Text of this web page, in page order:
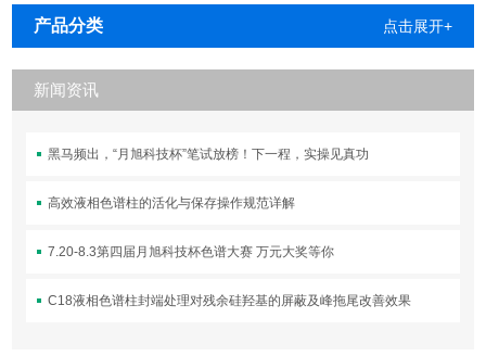
产品分类 点击展开+
新闻资讯
黑马频出，“月旭科技杯”笔试放榜！下一程，实操见真功
高效液相色谱柱的活化与保存操作规范详解
7.20-8.3第四届月旭科技杯色谱大赛 万元大奖等你
C18液相色谱柱封端处理对残余硅羟基的屏蔽及峰拖尾改善效果